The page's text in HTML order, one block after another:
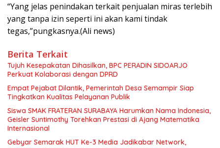
“Yang jelas penindakan terkait penjualan miras terlebih
yang tanpa izin seperti ini akan kami tindak
tegas,”pungkasnya.(Ali news)
Berita Terkait
Tujuh Kesepakatan Dihasilkan, BPC PERADIN SIDOARJO
Perkuat Kolaborasi dengan DPRD
Empat Pejabat Dilantik, Pemerintah Desa Semampir Siap
Tingkatkan Kualitas Pelayanan Publik
Siswa SMAK FRATERAN SURABAYA Harumkan Nama Indonesia,
Geisler Suntimothy Torehkan Prestasi di Ajang Matematika
Internasional
Gebyar Semarak HUT Ke-3 Media Jadikabar Network,